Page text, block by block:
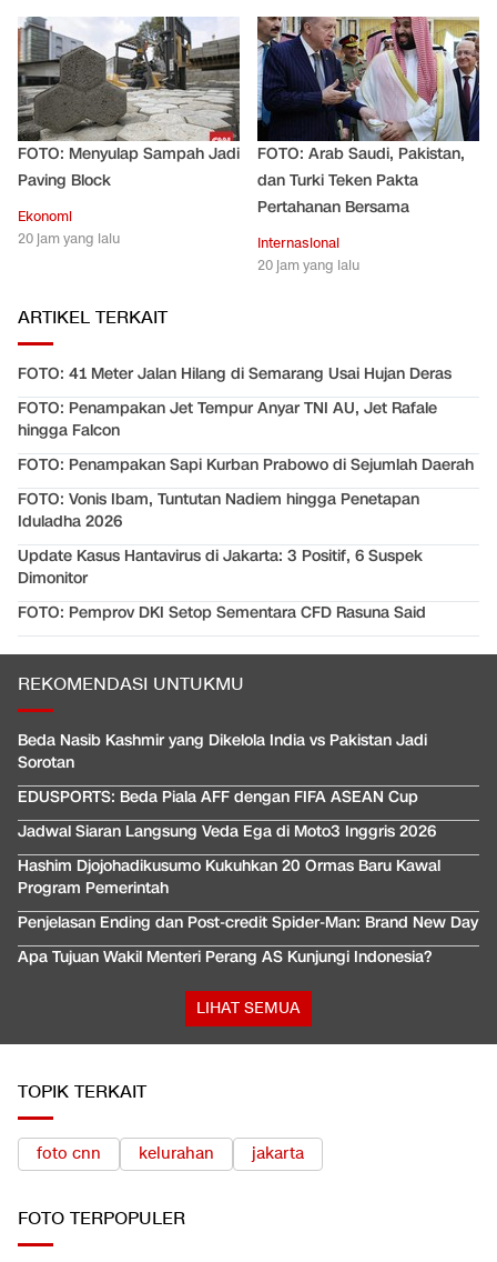
FOTO: Menyulap Sampah Jadi
Paving Block
Ekonomi
20 jam yang lalu
FOTO: Arab Saudi, Pakistan,
dan Turki Teken Pakta
Pertahanan Bersama
Internasional
20 jam yang lalu
ARTIKEL TERKAIT
FOTO: 41 Meter Jalan Hilang di Semarang Usai Hujan Deras
FOTO: Penampakan Jet Tempur Anyar TNI AU, Jet Rafale
hingga Falcon
FOTO: Penampakan Sapi Kurban Prabowo di Sejumlah Daerah
FOTO: Vonis Ibam, Tuntutan Nadiem hingga Penetapan
Iduladha 2026
Update Kasus Hantavirus di Jakarta: 3 Positif, 6 Suspek
Dimonitor
FOTO: Pemprov DKI Setop Sementara CFD Rasuna Said
REKOMENDASI UNTUKMU
Beda Nasib Kashmir yang Dikelola India vs Pakistan Jadi
Sorotan
EDUSPORTS: Beda Piala AFF dengan FIFA ASEAN Cup
Jadwal Siaran Langsung Veda Ega di Moto3 Inggris 2026
Hashim Djojohadikusumo Kukuhkan 20 Ormas Baru Kawal
Program Pemerintah
Penjelasan Ending dan Post-credit Spider-Man: Brand New Day
Apa Tujuan Wakil Menteri Perang AS Kunjungi Indonesia?
LIHAT SEMUA
TOPIK TERKAIT
foto cnn kelurahan jakarta
FOTO TERPOPULER